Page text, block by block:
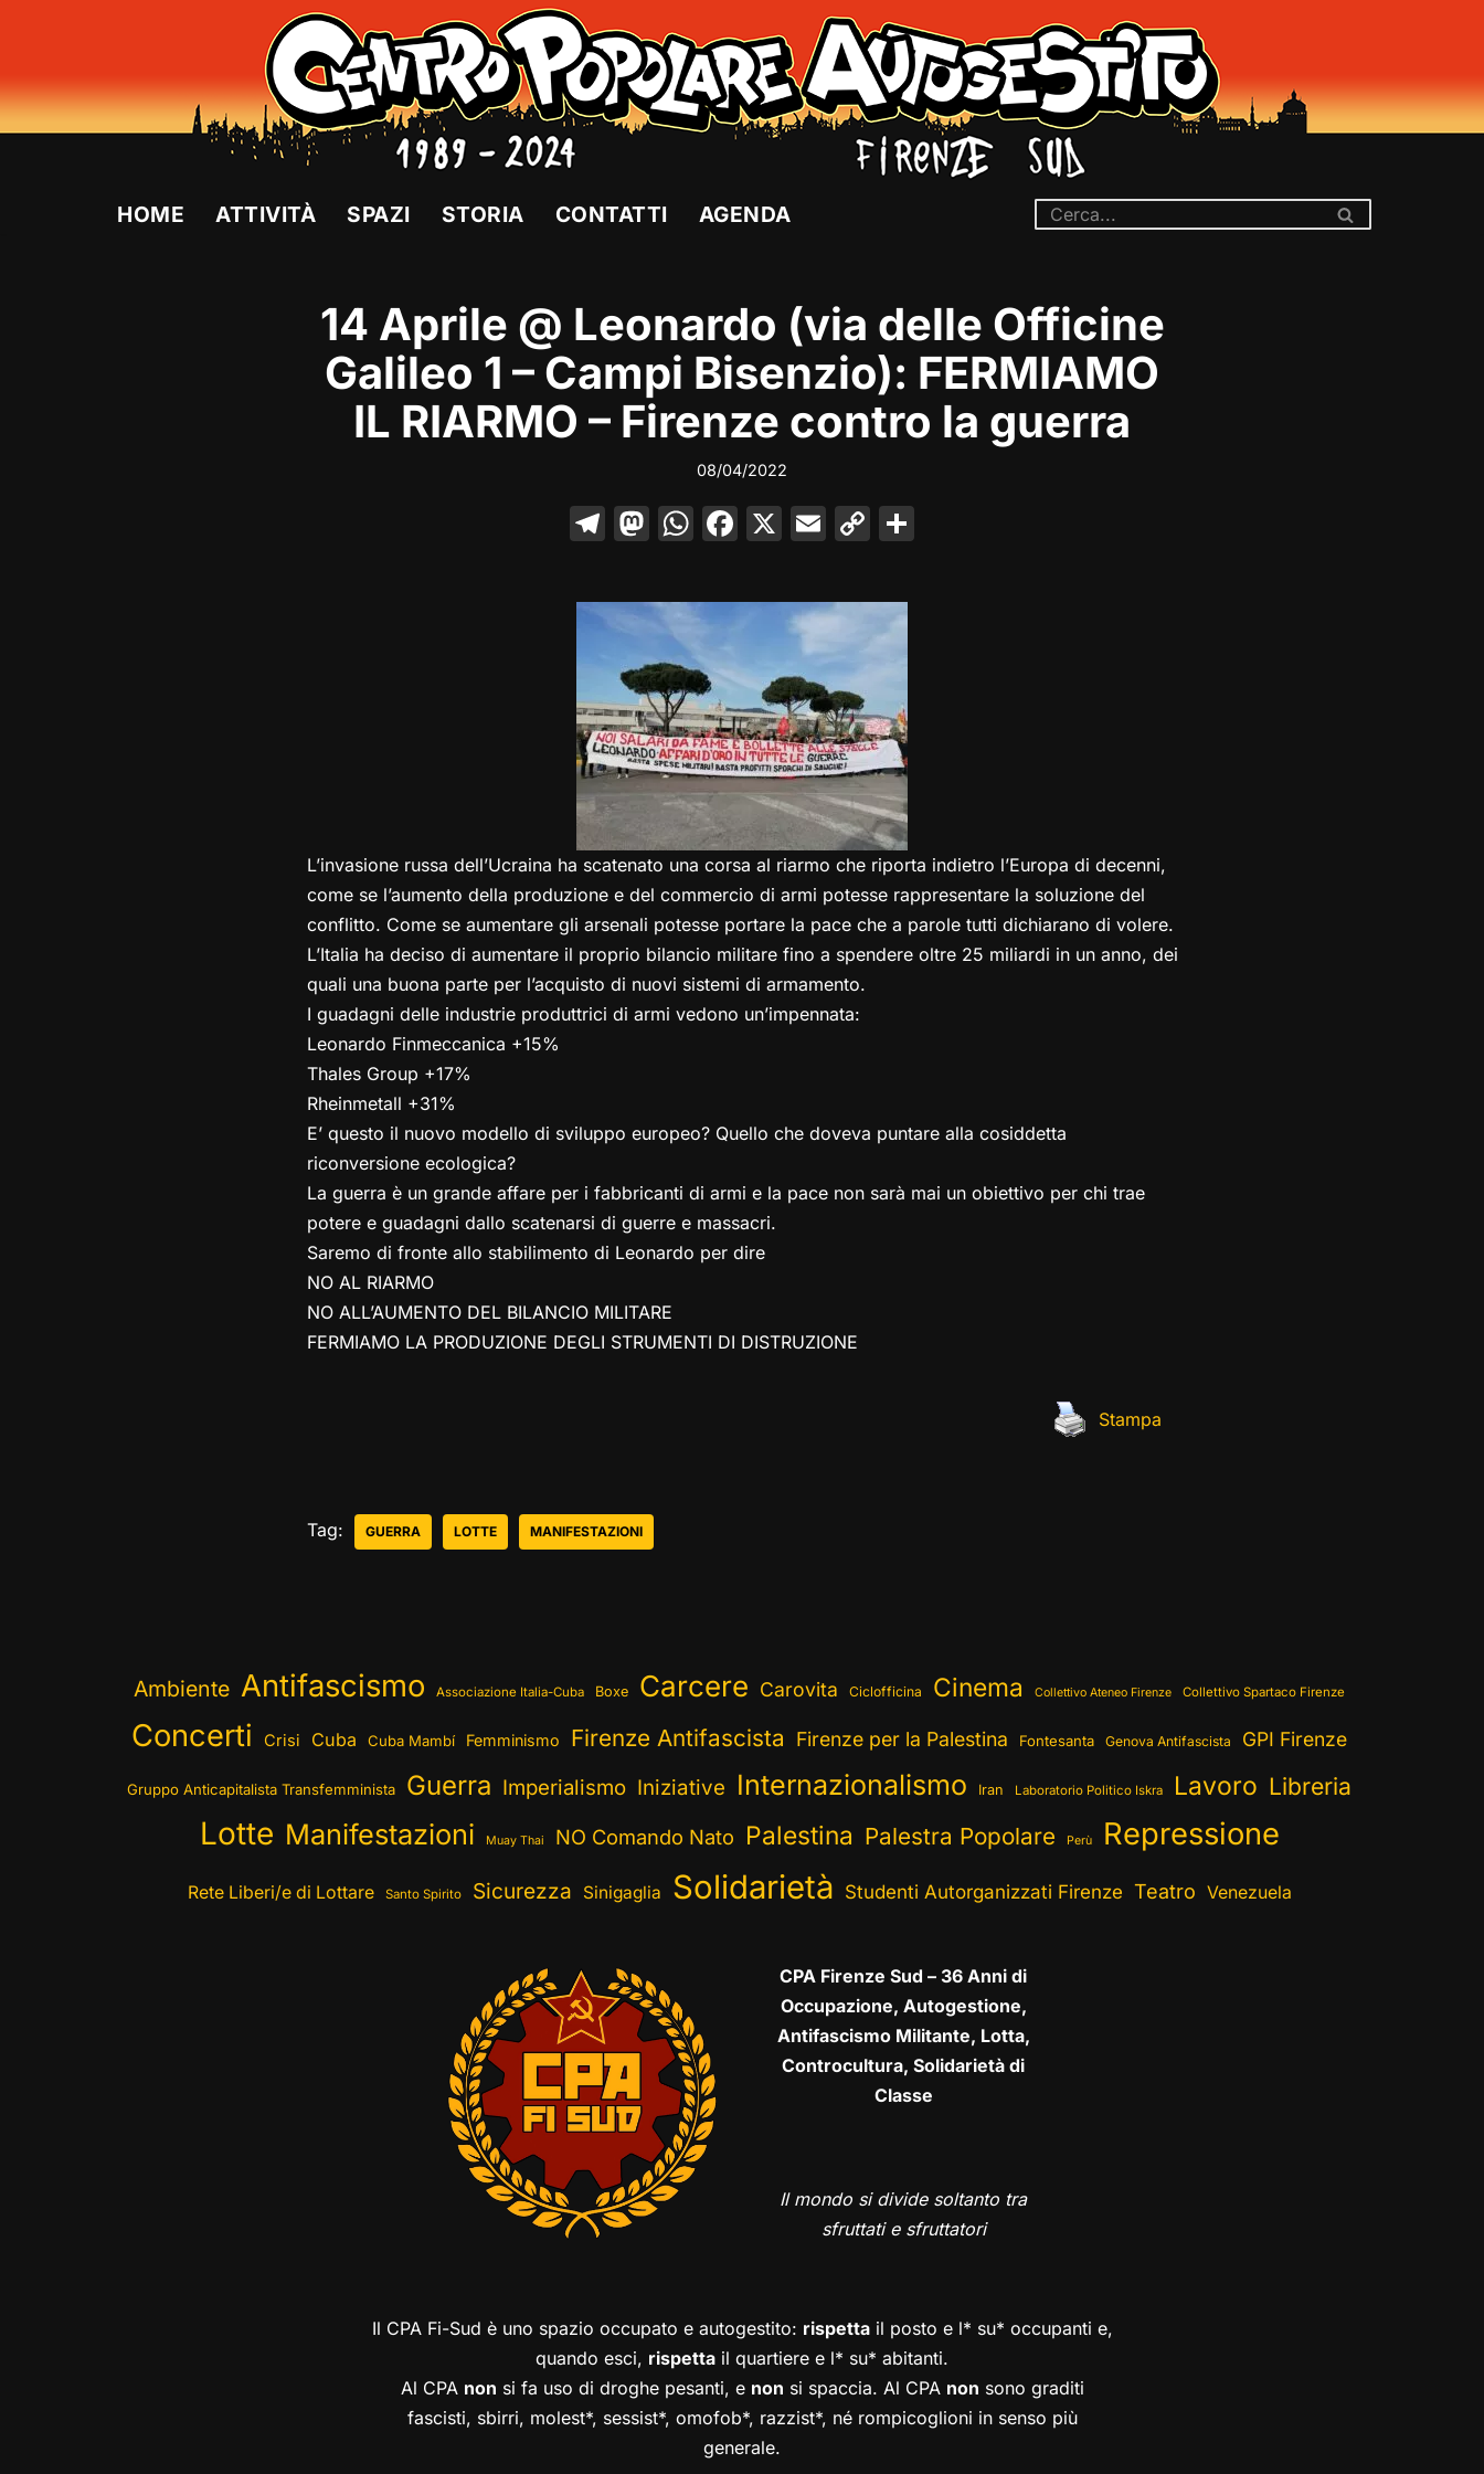
al
HOME ATTIVITÀ SPAZI STORIA CONTATTI AGENDA
14 Aprile @ Leonardo (via delle Officine
Galileo 1 – Campi Bisenzio): FERMIAMO
IL RIARMO – Firenze contro la guerra
08/04/2022
T
e
gr
a
m
M
st
o
d
o
n
W
at
s
A
p
p
F
c
b
o
o
k
X E
ai
C
p
y
n
k
L’invasione russa dell’Ucraina ha scatenato una corsa al riarmo che riporta indietro l’Europa di decenni,
come se l’aumento della produzione e del commercio di armi potesse rappresentare la soluzione del
conflitto. Come se aumentare gli arsenali potesse portare la pace che a parole tutti dichiarano di volere.
L’Italia ha deciso di aumentare il proprio bilancio militare fino a spendere oltre 25 miliardi in un anno, dei
quali una buona parte per l’acquisto di nuovi sistemi di armamento.
I guadagni delle industrie produttrici di armi vedono un’impennata:
Leonardo Finmeccanica +15%
Thales Group +17%
Rheinmetall +31%
E’ questo il nuovo modello di sviluppo europeo? Quello che doveva puntare alla cosiddetta
riconversione ecologica?
La guerra è un grande affare per i fabbricanti di armi e la pace non sarà mai un obiettivo per chi trae
potere e guadagni dallo scatenarsi di guerre e massacri.
Saremo di fronte allo stabilimento di Leonardo per dire
NO AL RIARMO
NO ALL’AUMENTO DEL BILANCIO MILITARE
FERMIAMO LA PRODUZIONE DEGLI STRUMENTI DI DISTRUZIONE
Stampa
Tag: GUERRA LOTTE MANIFESTAZIONI
Ambiente Antifascismo Associazione Italia-Cuba Boxe Carcere Carovita Ciclofficina Cinema Collettivo Ateneo Firenze Collettivo Spartaco Firenze
Concerti Crisi Cuba Cuba Mambí Femminismo Firenze Antifascista Firenze per la Palestina Fontesanta Genova Antifascista GPI Firenze
Gruppo Anticapitalista Transfemminista Guerra Imperialismo Iniziative Internazionalismo Iran Laboratorio Politico Iskra Lavoro Libreria
Lotte Manifestazioni Muay Thai NO Comando Nato Palestina Palestra Popolare Perù Repressione
Rete Liberi/e di Lottare Santo Spirito Sicurezza Sinigaglia Solidarietà Studenti Autorganizzati Firenze Teatro Venezuela
CPA Firenze Sud – 36 Anni di
Occupazione, Autogestione,
Antifascismo Militante, Lotta,
Controcultura, Solidarietà di
Classe
Il mondo si divide soltanto tra
sfruttati e sfruttatori
Il CPA Fi-Sud è uno spazio occupato e autogestito: rispettail posto e l* su* occupanti e,
quando esci, rispetta il quartiere e l* su* abitanti.
Al CPA non si fa uso di droghe pesanti, e non si spaccia. Al CPA non sono graditi
fascisti, sbirri, molest*, sessist*, omofob*, razzist*, né rompicoglioni in senso più
generale.